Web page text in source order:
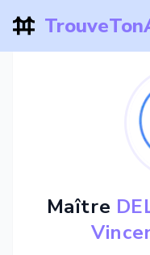
Maître